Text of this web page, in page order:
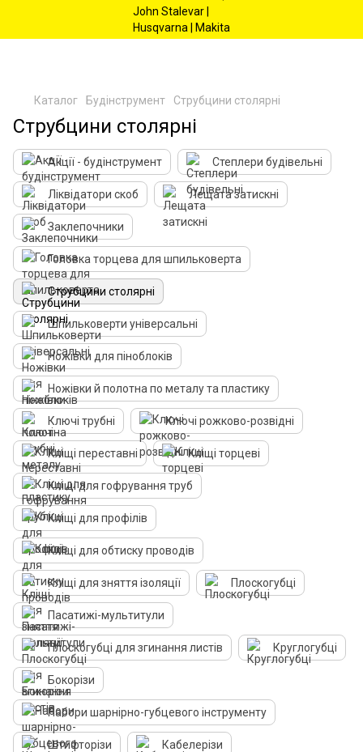
Каталог Будінструмент Струбцини столярні
Струбцини столярні
Акції - будінструмент Степлери будівельні
Ліквідатори скоб Лещата затискні
Заклепочники
Головка торцева для шпильковерта
Струбцини столярні
Шпильковерти універсальні
Ножівки для піноблоків
Ножівки й полотна по металу та пластику
Ключі трубні Ключі рожково-розвідні
Кліщі переставні Кліщі торцеві
Кліщі для гофрування труб
Кліщі для профілів
Кліщі для обтиску проводів
Кліщі для зняття ізоляції Плоскогубці
Пасатижі-мультитули
Плоскогубці для згинання листів Круглогубці
Бокорізи
Набори шарнірно-губцевого інструменту
Штифторізи Кабелерізи